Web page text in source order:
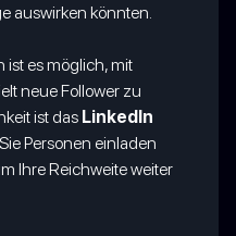
auswirken könnten.
ist es möglich, mit
neue Follower zu
ist das LinkedIn
Personen einladen
Ihre Reichweite weiter